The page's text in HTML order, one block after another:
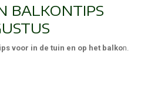
BALKONTIPS
voor in de tuin en op het balkon.